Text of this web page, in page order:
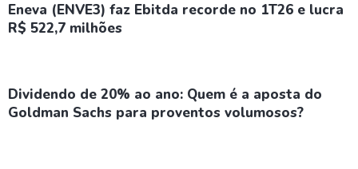
Eneva (ENVE3) faz Ebitda recorde no 1T26 e lucra
R$ 522,7 milhões
Dividendo de 20% ao ano: Quem é a aposta do
Goldman Sachs para proventos volumosos?